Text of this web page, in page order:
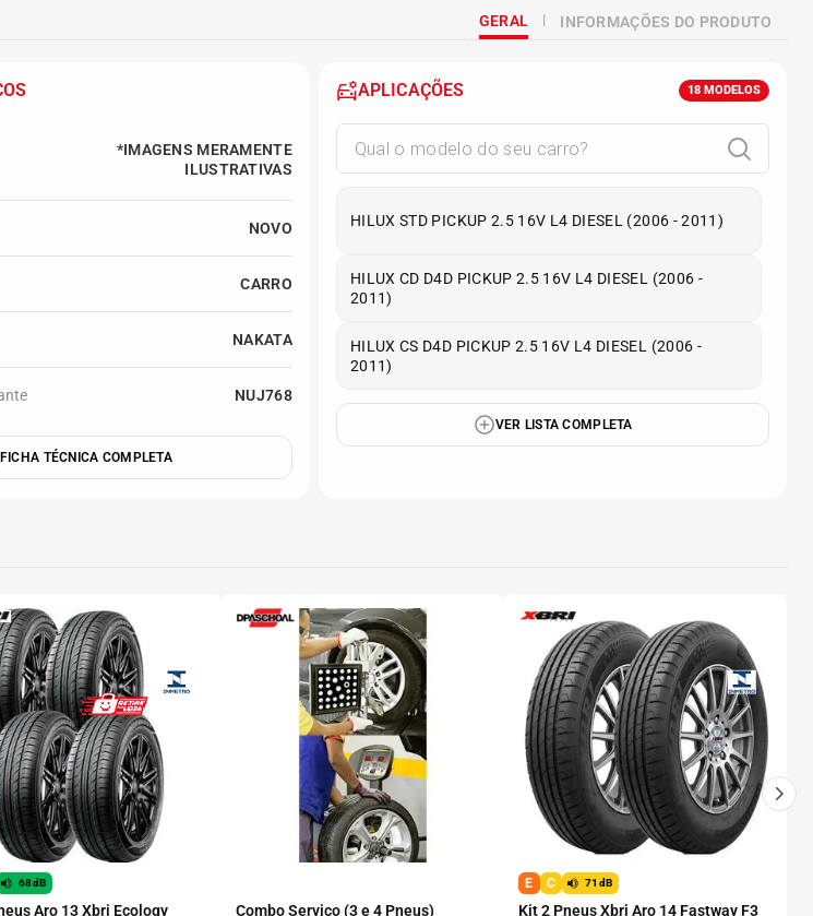
GERAL INFORMAÇÕES DO PRODUTO
*IMAGENS MERAMENTE
ILUSTRATIVAS
NOVO
CARRO
NAKATA
NUJ768
FICHA TÉCNICA COMPLETA
APLICAÇÕES 18 MODELOS
HILUX STD PICKUP 2.5 16V L4 DIESEL (2006 - 2011)
HILUX CD D4D PICKUP 2.5 16V L4 DIESEL (2006 -
2011)
HILUX CS D4D PICKUP 2.5 16V L4 DIESEL (2006 -
2011)
VER LISTA COMPLETA
68dB
Aro 13 Xbri Ecology
Combo Serviço (3 e 4 Pneus)
E C 71dB
Kit 2 Pneus Xbri Aro 14 Fastway F3